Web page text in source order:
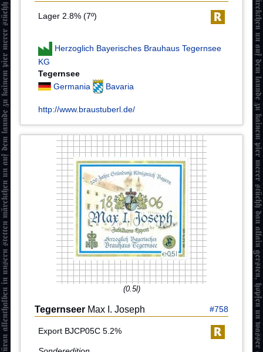
Lager 2.8% (7º)
Herzoglich Bayerisches Brauhaus Tegernsee
KG
Tegernsee
Germania
Bavaria
http://www.braustuberl.de/
(0.5l)
Tegernseer Max I. Joseph #758
Export BJCP05C 5.2%